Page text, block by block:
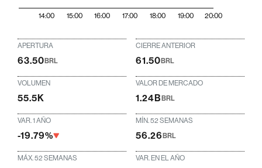
14:00 15:00 16:00 17:00 18:00 19:00 20:00
APERTURA
63.50BRL
CIERRE ANTERIOR
61.50BRL
VOLUMEN
55.5K
VALOR DE MERCADO
1.24BBRL
VAR. 1 AÑO
-19.79%
MÍN. 52 SEMANAS
56.26BRL
MÁX. 52 SEMANAS VAR. EN EL AÑO